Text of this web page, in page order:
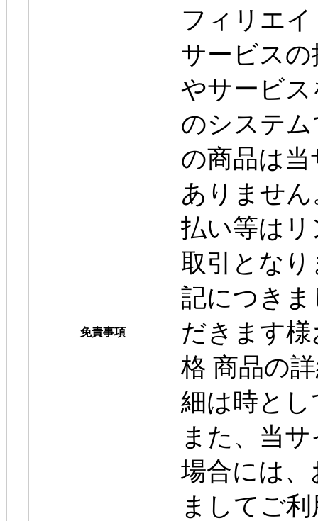
免責事項
フィリエ
サービス
やサービ
のシステ
の商品は
ありませ
払い等は
取引とな
記につき
だきます
格 商品の
細は時と
また、当
場合には
ましてご